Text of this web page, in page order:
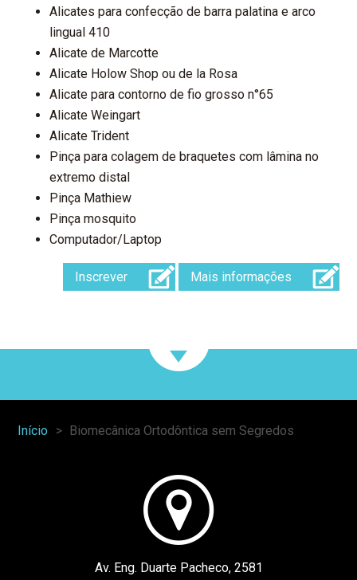
Alicates para confecção de barra palatina e arco
lingual 410
Alicate de Marcotte
Alicate Holow Shop ou de la Rosa
Alicate para contorno de fio grosso n°65
Alicate Weingart
Alicate Trident
Pinça para colagem de braquetes com lâmina no
extremo distal
Pinça Mathiew
Pinça mosquito
Computador/Laptop
Inscrever Mais informações
You
Início Biomecânica Ortodôntica sem Segredos
Av. Eng. Duarte Pacheco, 2581